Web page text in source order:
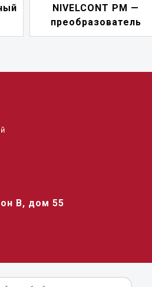
NIVELCONT PM —
преобразователь
В, дом 55